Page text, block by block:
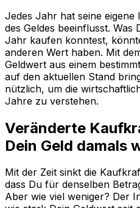
Jedes Jahr hat seine
des Geldes beeinflusst. Was
Jahr kaufen konntest,
anderen Wert haben. Mit
Geldwert aus einem
auf den aktuellen Stand
nützlich, um die
Jahre zu verstehen.
Veränderte
Dein Geld damals
Mit der Zeit sinkt die
dass Du für denselben
Aber wie viel weniger? Der